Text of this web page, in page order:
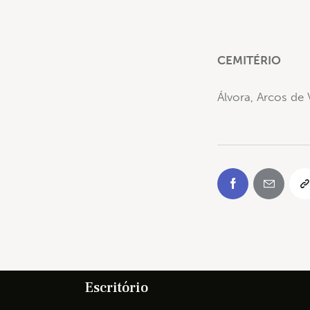
CEMITÉRIO
Álvora, Arcos de
Escritório